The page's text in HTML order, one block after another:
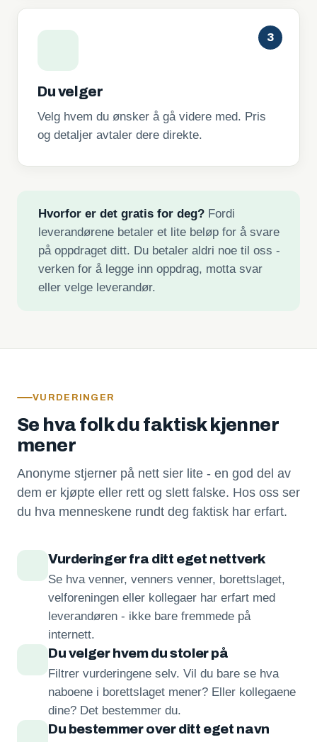
3
Du velger
Velg hvem du ønsker å gå videre med. Pris
og detaljer avtaler dere direkte.
Hvorfor er det gratis for deg?Fordi
leverandørene betaler et lite beløp for å svare
på oppdraget ditt. Du betaler aldri noe til oss -
verken for å legge inn oppdrag, motta svar
eller velge leverandør.
VURDERINGER
Se hva folk du faktisk kjenner
mener
Anonyme stjerner på nett sier lite - en god del av
dem er kjøpte eller rett og slett falske. Hos oss ser
du hva menneskene rundt deg faktisk har erfart.
Vurderinger fra ditt eget nettverk
Se hva venner, venners venner, borettslaget,
velforeningen eller kollegaer har erfart med
leverandøren - ikke bare fremmede på
internett.
Du velger hvem du stoler på
Filtrer vurderingene selv. Vil du bare se hva
naboene i borettslaget mener? Eller kollegaene
dine? Det bestemmer du.
Du bestemmer over ditt eget navn